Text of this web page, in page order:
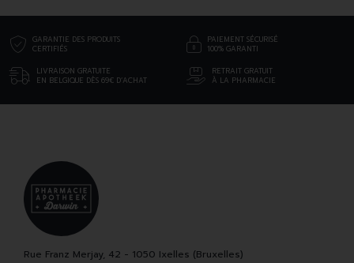
GARANTIE DES PRODUITS
CERTIFIÉS
PAIEMENT SÉCURISÉ
100% GARANTI
LIVRAISON GRATUITE
EN BELGIQUE DÈS 69€ D’ACHAT
RETRAIT GRATUIT
À LA PHARMACIE
Rue Franz Merjay, 42 - 1050 Ixelles (Bruxelles)